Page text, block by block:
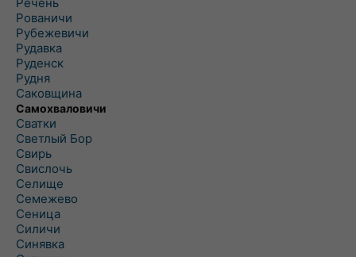
Рованичи
Рубежевичи
Рудавка
Руденск
Рудня
Саковщина
Самохваловичи
Сватки
Светлый Бор
Свирь
Свислочь
Селище
Семежево
Сеница
Силичи
Синявка